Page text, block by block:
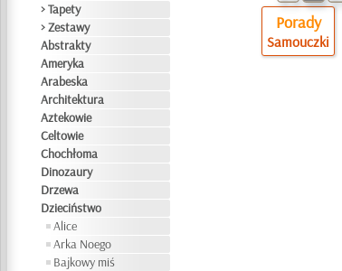
> Tapety
> Zestawy
Abstrakty
Ameryka
Arabeska
Architektura
Aztekowie
Celtowie
Chochłoma
Dinozaury
Drzewa
Dzieciństwo
Alice
Arka Noego
Bajkowy miś
Porady
Samouczki